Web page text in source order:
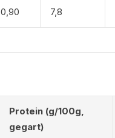
0,90 7,8
Protein (g/100g,
gegart)